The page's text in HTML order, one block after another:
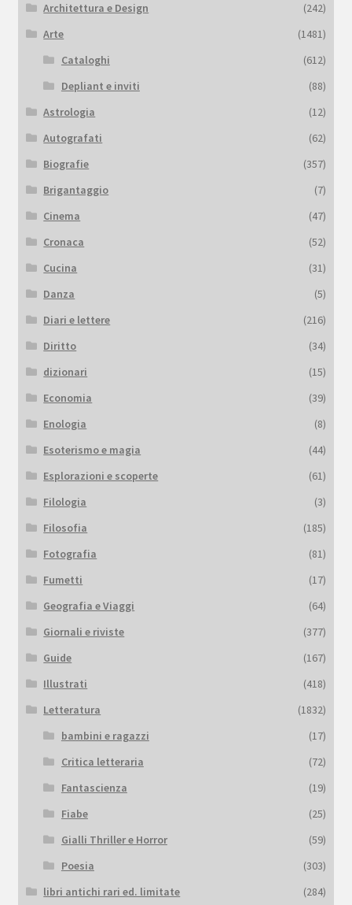
Architettura e Design
(242)
Arte
(1481)
Cataloghi
(612)
Depliant e inviti
(88)
Astrologia
(12)
Autografati
(62)
Biografie
(357)
Brigantaggio
(7)
Cinema
(47)
Cronaca
(52)
Cucina
(31)
Danza
(5)
Diari e lettere
(216)
Diritto
(34)
dizionari
(15)
Economia
(39)
Enologia
(8)
Esoterismo e magia
(44)
Esplorazioni e scoperte
(61)
Filologia
(3)
Filosofia
(185)
Fotografia
(81)
Fumetti
(17)
Geografia e Viaggi
(64)
Giornali e riviste
(377)
Guide
(167)
Illustrati
(418)
Letteratura
(1832)
bambini e ragazzi
(17)
Critica letteraria
(72)
Fantascienza
(19)
Fiabe
(25)
Gialli Thriller e Horror
(59)
Poesia
(303)
libri antichi rari ed. limitate
(284)